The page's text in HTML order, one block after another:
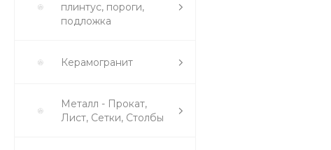
плинтус, пороги,
подложка
Керамогранит
Металл - Прокат,
Лист, Сетки, Столбы